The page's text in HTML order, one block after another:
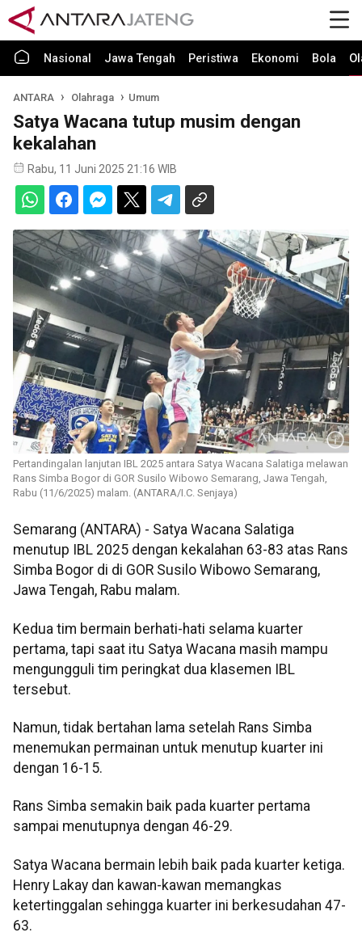
Nasional Jawa Tengah Peristiwa Ekonomi Bola
ANTARA Olahraga Umum
Satya Wacana tutup musim dengan
kekalahan
Rabu, 11 Juni 2025 21:16 WIB
Pertandingalan lanjutan IBL 2025 antara Satya Wacana Salatiga melawan
Rans Simba Bogor di GOR Susilo Wibowo Semarang, Jawa Tengah,
Rabu (11/6/2025) malam. (ANTARA/I.C. Senjaya)
Semarang (ANTARA) - Satya Wacana Salatiga
menutup IBL 2025 dengan kekalahan 63-83 atas Rans
Simba Bogor di di GOR Susilo Wibowo Semarang,
Jawa Tengah, Rabu malam.
Kedua tim bermain berhati-hati selama kuarter
pertama, tapi saat itu Satya Wacana masih mampu
mengungguli tim peringkat dua klasemen IBL
tersebut.
Namun, tidak bertahan lama setelah Rans Simba
menemukan permainan untuk menutup kuarter ini
dengan 16-15.
Rans Simba semakin baik pada kuarter pertama
sampai menutupnya dengan 46-29.
Satya Wacana bermain lebih baik pada kuarter ketiga.
Henry Lakay dan kawan-kawan memangkas
ketertinggalan sehingga kuarter ini berkesudahan 47-
63.